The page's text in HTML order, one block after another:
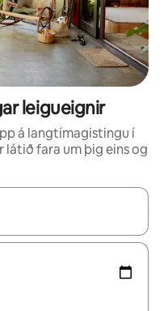
leigueignir
á langtímagistingu í
látið fara um þig eins og
nota upp og niður